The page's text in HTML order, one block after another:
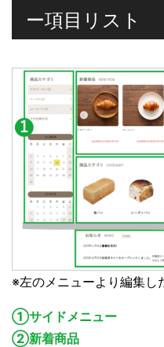
ー項目リスト
※左のメニューより編集し
①サイドメニュー
②新着商品